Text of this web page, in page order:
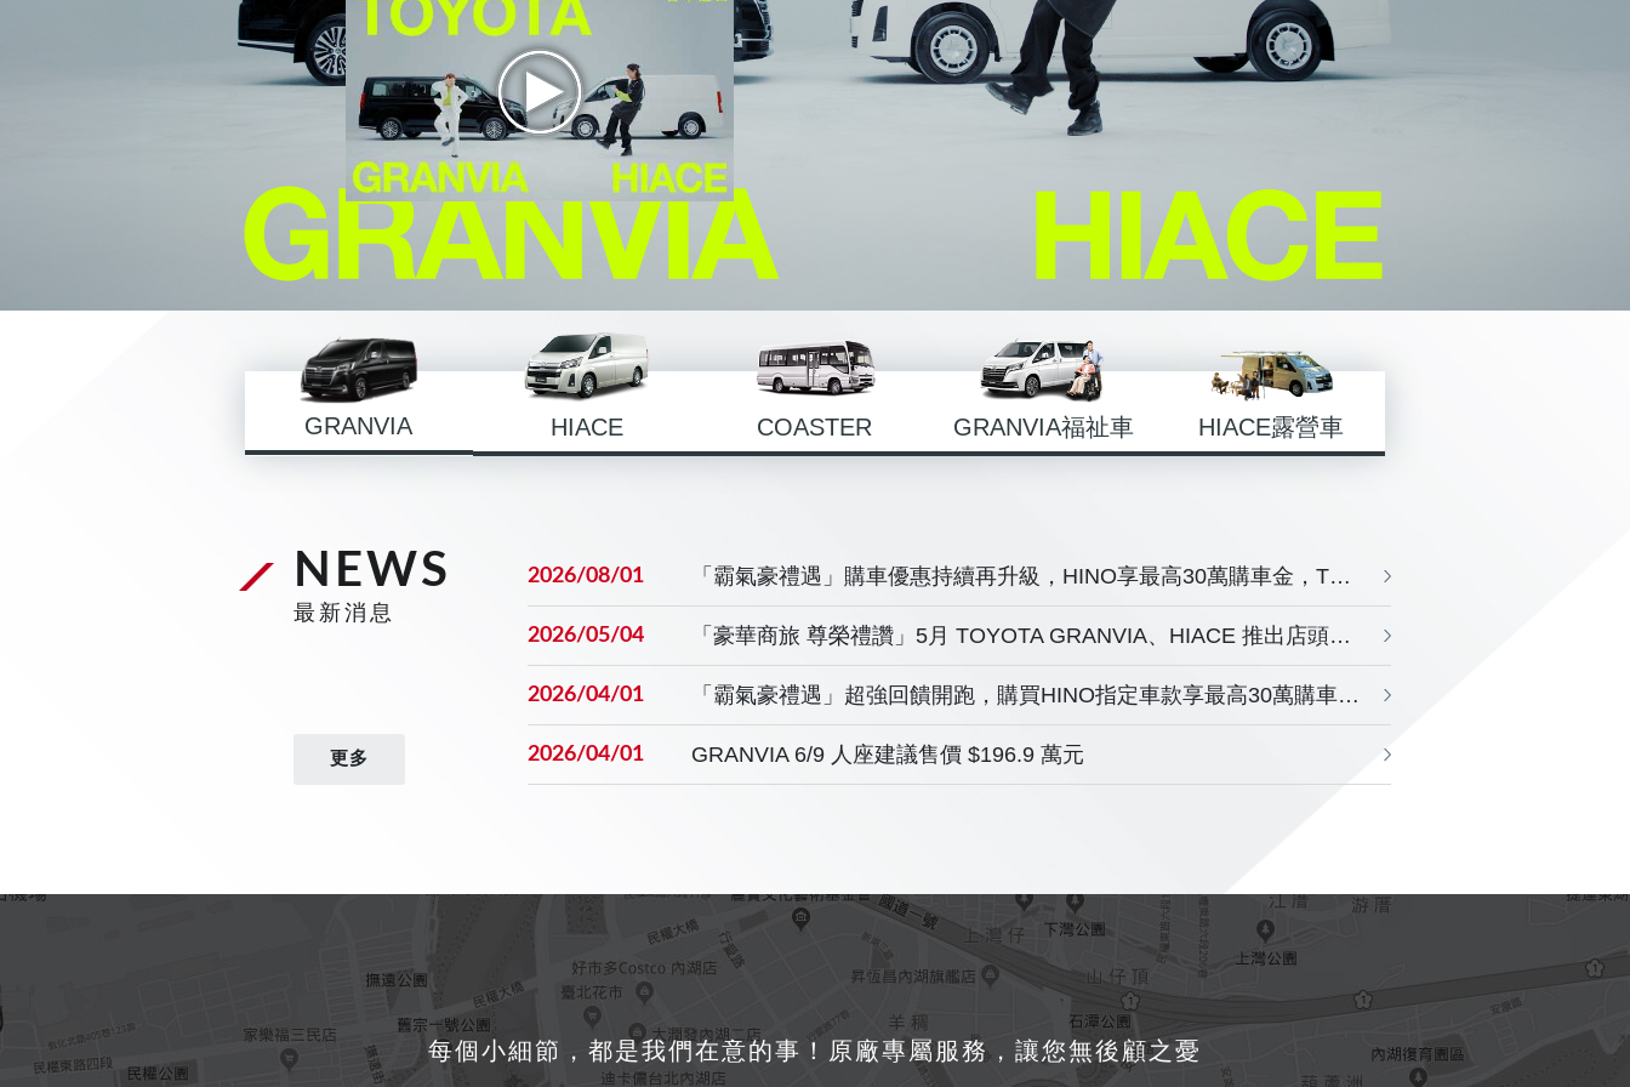
GRANVIA HIACE COASTER GRANVIA福祉車 HIACE露營車
NEWS
最新消息
更多
2026/08/01 「霸氣豪禮遇」購車優惠持續再升級，HINO享最高30萬購車金，TOYOTA商旅車享5萬購車金 !
2026/05/04 「豪華商旅 尊榮禮讚」5月 TOYOTA GRANVIA、HIACE 推出店頭限定活動
2026/04/01 「霸氣豪禮遇」超強回饋開跑，購買HINO指定車款享最高30萬購車金，商旅車指定車款享5萬購車金
2026/04/01 GRANVIA 6/9 人座建議售價 $196.9 萬元
每個小細節，都是我們在意的事！原廠專屬服務，讓您無後顧之憂